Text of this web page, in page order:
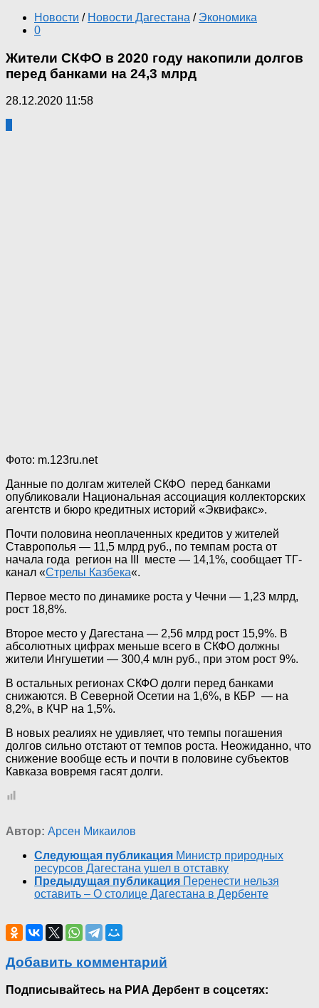
Новости / Новости Дагестана / Экономика
0
Жители СКФО в 2020 году накопили долгов
перед банками на 24,3 млрд
28.12.2020 11:58
Фото: m.123ru.net
Данные по долгам жителей СКФО перед банками
опубликовали Национальная ассоциация коллекторских
агентств и бюро кредитных историй «Эквифакс».
Почти половина неоплаченных кредитов у жителей
Ставрополья — 11,5 млрд руб., по темпам роста от
начала года регион на III месте — 14,1%, сообщает ТГ-
канал «Стрелы Казбека«.
Первое место по динамике роста у Чечни — 1,23 млрд,
рост 18,8%.
Второе место у Дагестана — 2,56 млрд рост 15,9%. В
абсолютных цифрах меньше всего в СКФО должны
жители Ингушетии — 300,4 млн руб., при этом рост 9%.
В остальных регионах СКФО долги перед банками
снижаются. В Северной Осетии на 1,6%, в КБР — на
8,2%, в КЧР на 1,5%.
В новых реалиях не удивляет, что темпы погашения
долгов сильно отстают от темпов роста. Неожиданно, что
снижение вообще есть и почти в половине субъектов
Кавказа вовремя гасят долги.
Автор: Арсен Микаилов
Следующая публикация Министр природных
ресурсов Дагестана ушел в отставку
Предыдущая публикация Перенести нельзя
оставить – О столице Дагестана в Дербенте
Добавить комментарий
Подписывайтесь на РИА Дербент в соцсетях: